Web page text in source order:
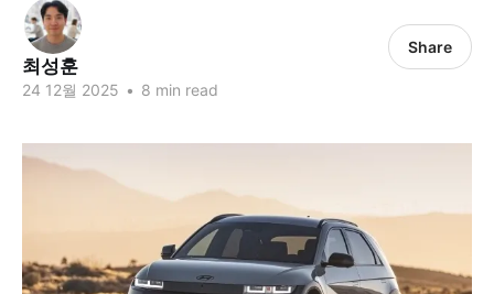
최성훈
24 12월 2025 • 8 min read
Share